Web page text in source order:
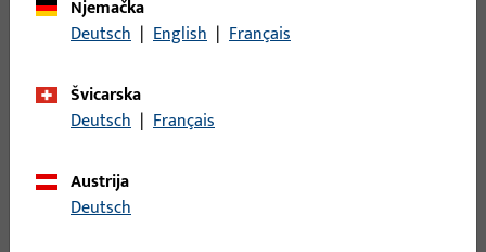
Kućišta i okviri od nehrđajućeg čelika otporni na
vremenske uvjete za nadžbuknu montažu – idealni za
Njemačka
Deutsch | English | Français
Švicarska
Deutsch | Français
Austrija
Deutsch